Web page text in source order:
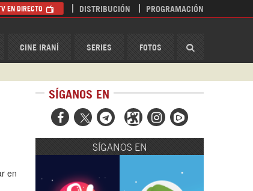
CINE IRANÍ SERIES FOTOS
TV EN DIRECTO DISTRIBUCIÓN PROGRAMACIÓN
en
SÍGANOS EN
  
SÍGANOS EN